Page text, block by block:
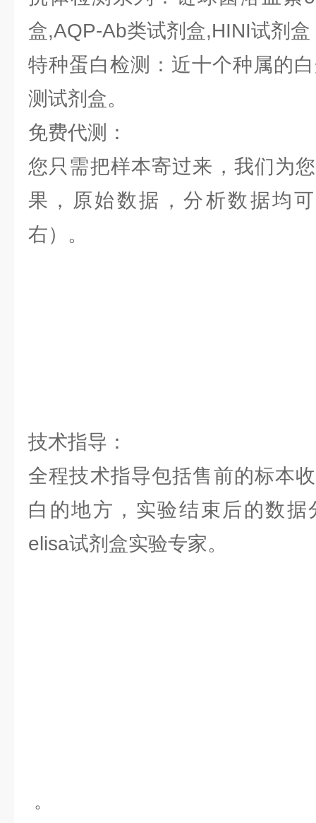
盒,AQP-Ab类试剂盒,HINI试剂盒
特种蛋白检测：近十个种属的
测试剂盒。
免费代测：
您只需把样本寄过来，我们为
果，原始数据，分析数据均
右）。
技术指导：
全程技术指导包括售前的标本
白的地方，实验结束后的数
elisa试剂盒实验专家。
。